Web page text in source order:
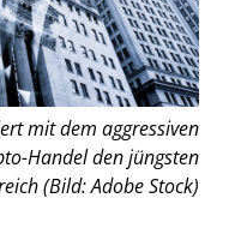
mit dem aggressiven
Handel den jüngsten
(Bild: Adobe Stock)